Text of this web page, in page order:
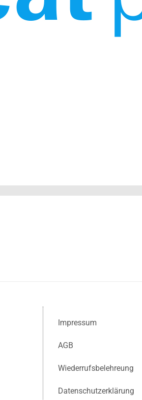
Impressum
AGB
Wiederrufsbelehreung
Datenschutzerklärung